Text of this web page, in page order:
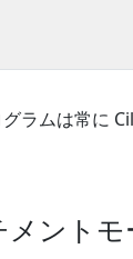
ラムは常に
ントモ